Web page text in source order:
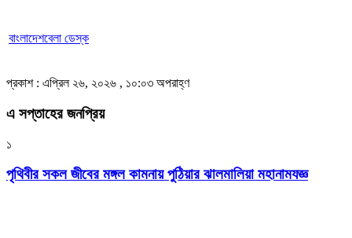
বাংলাদেশবেলা ডেস্ক
প্রকাশ : এপ্রিল ২৬, ২০২৬ , ১০:০৩ অপরাহ্ণ
এ সপ্তাহের জনপ্রিয়
১
পৃথিবীর সকল জীবের মঙ্গল কামনায় পুঠিয়ার ঝালমালিয়া মহানামযজ্ঞ